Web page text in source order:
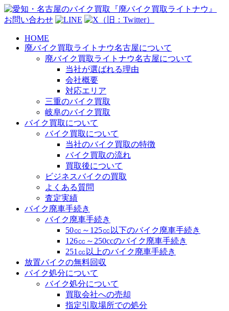
お問い合わせ
HOME
廃バイク買取ライトナウ名古屋について
廃バイク買取ライトナウ名古屋について
当社が選ばれる理由
会社概要
対応エリア
三重のバイク買取
岐阜のバイク買取
バイク買取について
バイク買取について
当社のバイク買取の特徴
バイク買取の流れ
買取後について
ビジネスバイクの買取
よくある質問
査定実績
バイク廃車手続き
バイク廃車手続き
50㏄～125㏄以下のバイク廃車手続き
126㏄～250ccのバイク廃車手続き
251㏄以上のバイク廃車手続き
放置バイクの無料回収
バイク処分について
バイク処分について
買取会社への売却
指定引取場所での処分